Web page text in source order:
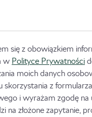
się z obowiązkiem
w Polityce Prywatności
moich danych
skorzystania z formularza
i wyrażam zgodę na
na złożone zapytanie,